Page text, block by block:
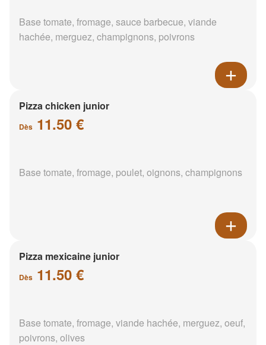
Base tomate, fromage, sauce barbecue, viande
hachée, merguez, champignons, poivrons
Pizza chicken junior
Dès 11.50 €
Base tomate, fromage, poulet, oignons, champignons
Pizza mexicaine junior
Dès 11.50 €
Base tomate, fromage, viande hachée, merguez, oeuf,
poivrons, olives